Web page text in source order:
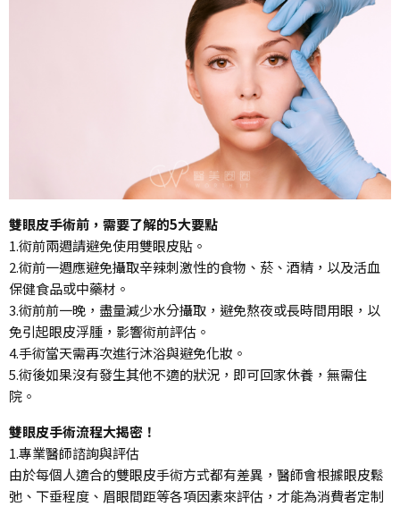
雙眼皮手術前，需要了解的5大要點
1.術前兩週請避免使用雙眼皮貼。
2.術前一週應避免攝取辛辣刺激性的食物、菸、酒精，以及活血
保健食品或中藥材。
3.術前前一晚，盡量減少水分攝取，避免熬夜或長時間用眼，以
免引起眼皮浮腫，影響術前評估。
4.手術當天需再次進行沐浴與避免化妝。
5.術後如果沒有發生其他不適的狀況，即可回家休養，無需住
院。
雙眼皮手術流程大揭密！
1.專業醫師諮詢與評估
由於每個人適合的雙眼皮手術方式都有差異，醫師會根據眼皮鬆
弛、下垂程度、眉眼間距等各項因素來評估，才能為消費者定制